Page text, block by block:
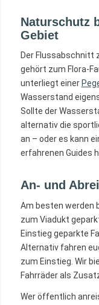
Naturschutz
Gebiet
Der Flussabschnitt
gehört zum Flora-
unterliegt einer
Wasserstand
Sollte der
alternativ die
an – oder es kann
erfahrenen Guides
An- und
Am besten werden
zum Viadukt
Einstieg geparkte
Alternativ fahren
zum Einstieg. Wir
Fahrräder als
Wer öffentlich